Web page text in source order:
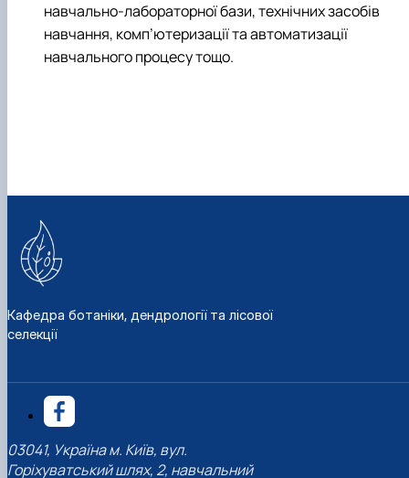
навчально-лабораторної бази, технічних засобів
навчання, комп’ютеризації та автоматизації
навчального процесу тощо.
Кафедра ботаніки, дендрології та лісової
селекції
03041, Україна м. Київ, вул.
Горіхуватський шлях, 2, навчальний